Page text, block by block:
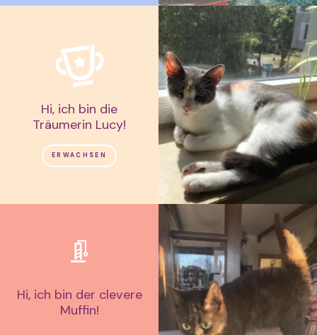
Hi, ich bin die
Träumerin Lucy!
ERWACHSEN
Hi, ich bin der clevere
Muffin!